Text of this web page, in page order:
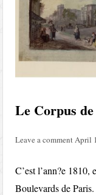
Le Corpus
Leave a commentApril
C’est l’ann?e 1810,
Boulevards de